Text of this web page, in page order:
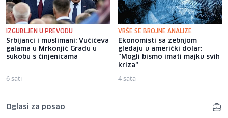
IZGUBLJEN U PREVODU
Srbijanci i muslimani: Vučićeva
galama u Mrkonjić Gradu u
sukobu s činjenicama
6 sati
VRŠE SE BROJNE ANALIZE
Ekonomisti sa zebnjom
gledaju u američki dolar:
"Mogli bismo imati majku svih
kriza"
4 sata
Oglasi za posao